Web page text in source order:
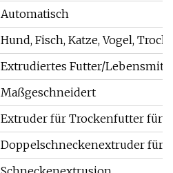
Automatisch
Hund, Fisch, Katze, Vogel,
Extrudiertes Futter/
Maßgeschneidert
Extruder für Trockenfutter für
Doppelschneckenextruder für